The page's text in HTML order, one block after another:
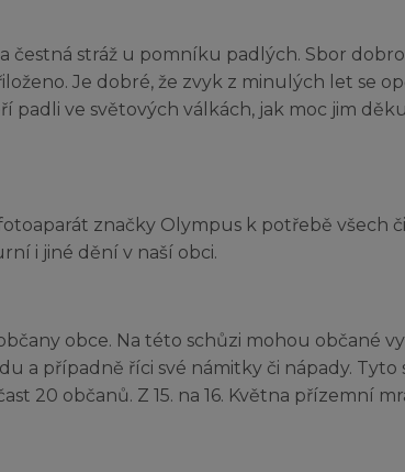
čestná stráž u pomníku padlých. Sbor
Je dobré, že zvyk z minulých let se
padli ve světových válkách, jak moc jim
značky Olympus k potřebě všech
i jiné dění v naší obci.
obce. Na této schůzi mohou občané
a případně říci své námitky či nápady. Tyto
20 občanů. Z 15. na 16. Května přízemní